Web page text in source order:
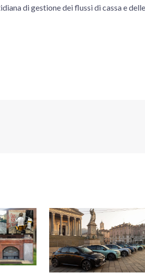
di gestione dei flussi di cassa e